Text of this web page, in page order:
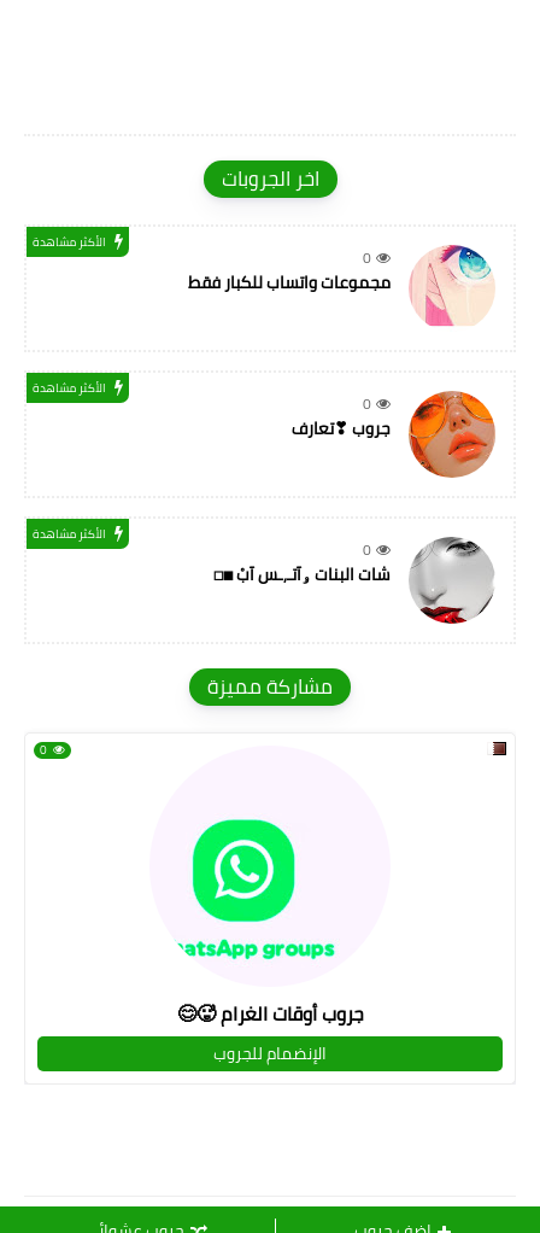
اخر الجروبات
0
الأكثر مشاهدة
مجموعات واتساب للكبار فقط
0
الأكثر مشاهدة
جروب ❣تعارف
0
الأكثر مشاهدة
شات البنات ۅآتـ,ـس آبْ ◼◻
مشاركة مميزة
جروب أوقات الغرام 🥵😊
0
الإنضمام للجروب
قروبات لميـــــ💜ــــــــس